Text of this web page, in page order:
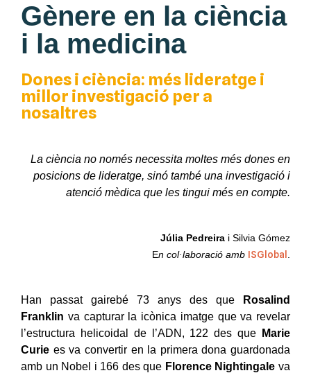
Gènere en la ciència
i la medicina
Dones i ciència: més lideratge i
millor investigació per a
nosaltres
La ciència no només necessita moltes més dones en
posicions de lideratge, sinó també una investigació i
atenció mèdica que les tingui més en compte.
Júlia Pedreira i Silvia Gómez
En col·laboració amb ISGlobal
Han passat gairebé 73 anys des que
Rosalind
Franklin va capturar la icònica imatge que va revelar
l’estructura helicoidal de l’ADN, 122 des que
Marie
Curie es va convertir en la primera dona guardonada
amb un Nobel i 166 des que Florence Nightingale va